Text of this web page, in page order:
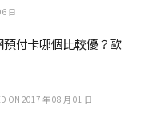
日
付卡哪個比較優？歐
ON 2017 年 08 月 01 日